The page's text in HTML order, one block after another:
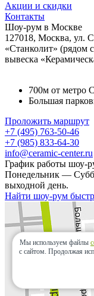
Акции и скидки
Контакты
Шоу-рум в Москве
127018, Москва, ул.
«Станколит» (рядом
вывеска
700м от метро
Большая
Проложить маршрут
+7 (495) 763-50-46
+7 (985) 833-64-30
info@ceramic-center.ru
График работы шоу-
Понедельник —
выходной день.
Найти шоу-рум
Мы используем файлы
с сайтом. Продолжая